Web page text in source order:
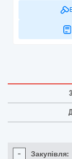
- Закупівля: